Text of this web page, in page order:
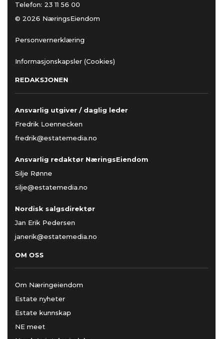
Telefon: 23 11 56 00
© 2026 NæringsEiendom
Personvernerklæring
Informasjonskapsler (Cookies)
REDAKSJONEN
Ansvarlig utgiver / daglig leder
Fredrik Loennecken
fredrik@estatemedia.no
Ansvarlig redaktør NæringsEiendom
Silje Rønne
silje@estatemedia.no
Nordisk salgsdirektør
Jan Erik Pedersen
janerik@estatemedia.no
OM OSS
Om Næringeiendom
Estate nyheter
Estate kunnskap
NE meet